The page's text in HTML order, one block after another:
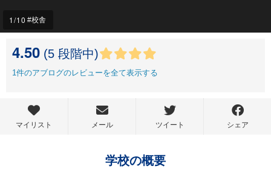
1/10 校舎
4.50 (5 段階中)
1件のアブログのレビューを全て表示する
マイリスト メール ツイート シェア
学校の概要